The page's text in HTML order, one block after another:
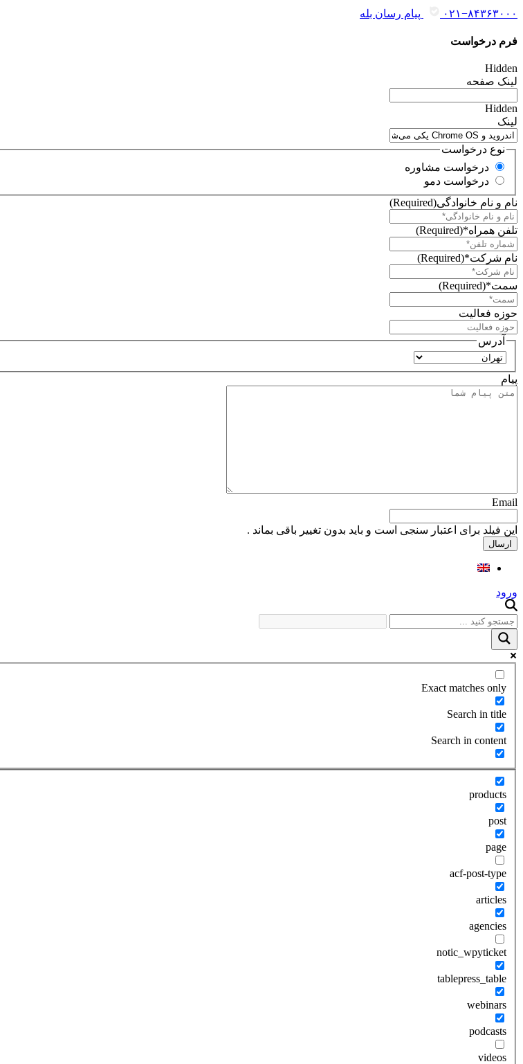
۰۲۱−۸۴۳۶۳۰۰۰ پیام رسان بله
فرم درخواست
Hidden
لینک صفحه
Hidden
لینک
نوع درخواست
درخواست مشاوره
درخواست دمو
نام و نام خانوادگی(Required)
تلفن همراه*(Required)
نام شرکت*(Required)
سمت*(Required)
حوزه فعالیت
آدرس
استان
پیام
Email
این فیلد برای اعتبار سنجی است و باید بدون تغییر باقی بماند .
ورود
Exact matches only
Search in title
Search in content
products
post
page
acf-post-type
articles
agencies
notic_wpyticket
tablepress_table
webinars
podcasts
videos